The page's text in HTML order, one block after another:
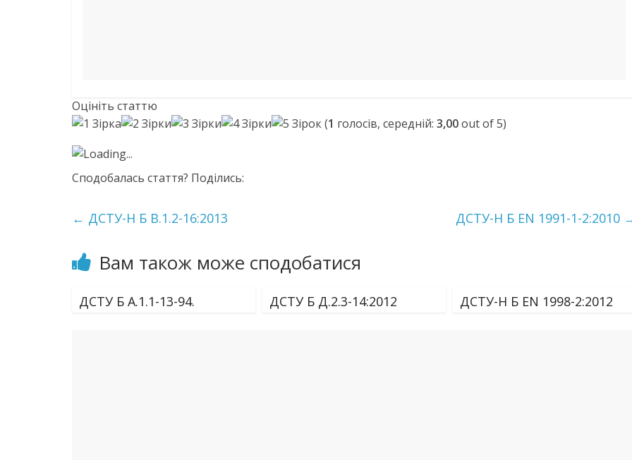
Оцініть статтю
(1 голосів, середній: 3,00out of 5)
Loading...
Сподобалась стаття? Поділись:
← ДСТУ-Н Б В.1.2-16:2013 ДСТУ-Н Б EN 1991-1-2:2010
Вам також може сподобатися
ДСТУ Б А.1.1-13-94. ДСТУ Б Д.2.3-14:2012 ДСТУ-Н Б EN 1998-2:2012